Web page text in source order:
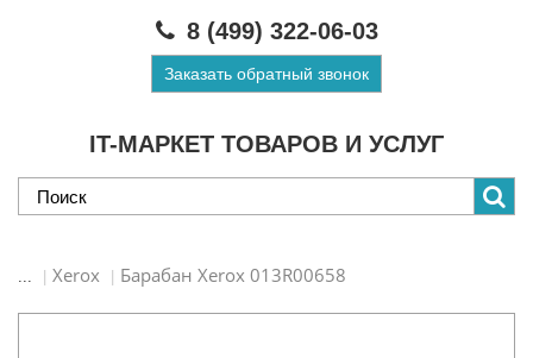
IT-МАРКЕТ ТОВАРОВ И УСЛУГ
8 (499) 322-06-03
Заказать обратный звонок
... Xerox Барабан Xerox 013R00658